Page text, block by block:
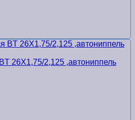
26Х1,75/2,125 ,автониппель